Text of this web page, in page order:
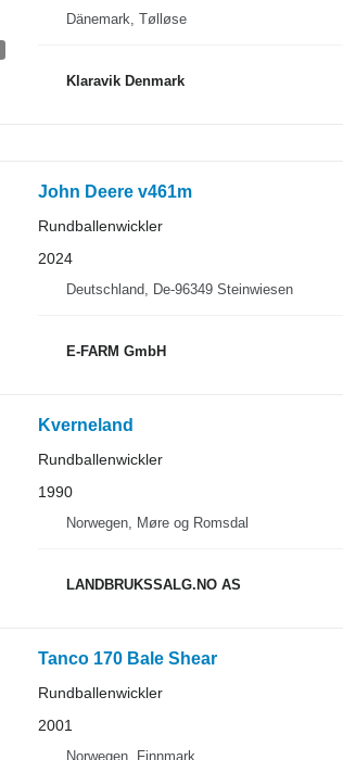
Dänemark, Tølløse
Klaravik Denmark
John Deere v461m
Rundballenwickler
2024
Deutschland, De-96349 Steinwiesen
E-FARM GmbH
Kverneland
Rundballenwickler
1990
Norwegen, Møre og Romsdal
LANDBRUKSSALG.NO AS
Tanco 170 Bale Shear
Rundballenwickler
2001
Norwegen, Finnmark